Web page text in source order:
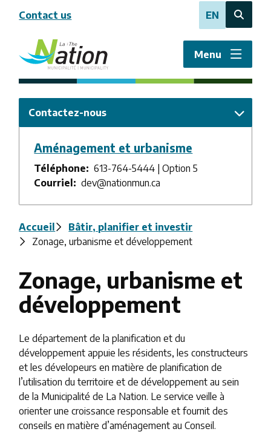
contenu
principal
Contact us EN
Open
search
form
Menu
Contactez-nous
Aménagement et urbanisme
Téléphone
613-764-5444 | Option 5
Courriel
dev@nationmun.ca
Fil
d'Ariane
Accueil
Bâtir, planifier et investir
Zonage, urbanisme et développement
Zonage, urbanisme et
développement
Le département de la planification et du
développement appuie les résidents, les constructeurs
et les dévelopeurs en matière de planification de
l’utilisation du territoire et de développement au sein
de la Municipalité de La Nation. Le service veille à
orienter une croissance responsable et fournit des
conseils en matière d’aménagement au Conseil.